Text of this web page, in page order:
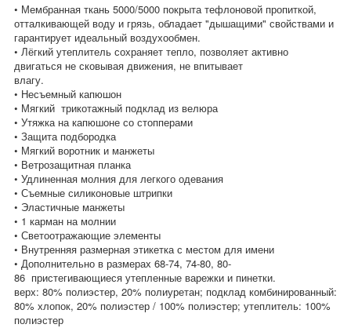
• Мембранная ткань 5000/5000 покрыта тефлоновой пропиткой,
отталкивающей воду и грязь, обладает "дышащими" свойствами и
гарантирует идеальный воздухообмен.
• Лёгкий утеплитель сохраняет тепло, позволяет активно
двигаться не сковывая движения, не впитывает
влагу.
• Несъемный капюшон
• Мягкий трикотажный подклад из велюра
• Утяжка на капюшоне со стопперами
• Защита подбородка
• Мягкий воротник и манжеты
• Ветрозащитная планка
• Удлиненная молния для легкого одевания
• Съемные силиконовые штрипки
• Эластичные манжеты
• 1 карман на молнии
• Светоотражающие элементы
• Внутренняя размерная этикетка с местом для имени
• Дополнительно в размерах 68-74, 74-80, 80-
86 пристегивающиеся утепленные варежки и пинетки.
верх: 80% полиэстер, 20% полиуретан; подклад комбинированный:
80% хлопок, 20% полиэстер / 100% полиэстер; утеплитель: 100%
полиэстер